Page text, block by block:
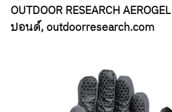
OUTDOOR RESEARCH
ปอนด์, outdoorresearch.com